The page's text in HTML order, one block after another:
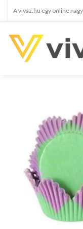
A vivaz.hu egy online